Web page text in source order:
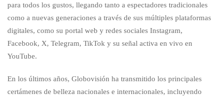
para todos los gustos, llegando tanto a espectadores tradicionales
como a nuevas generaciones a través de sus múltiples plataformas
digitales, como su portal web y redes sociales Instagram,
Facebook, X, Telegram, TikTok y su señal activa en vivo en
YouTube.
En los últimos años, Globovisión ha transmitido los principales
certámenes de belleza nacionales e internacionales, incluyendo